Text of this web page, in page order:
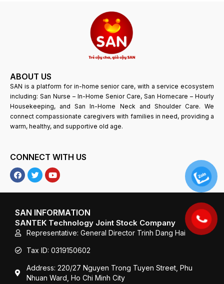
ABOUT US
SAN is a platform for in-home senior care, with a service ecosystem
including: San Nurse – In-Home Senior Care, San Homecare – Hourly
Housekeeping, and San In-Home Neck and Shoulder Care. We
connect compassionate caregivers with families in need, providing a
warm, healthy, and supportive old age.
CONNECT WITH US
F
a
c
e
o
o
k
T
w
i
t
e
r
Y
o
u
T
b
e
SAN INFORMATION
SANTEK Technology Joint Stock Company
Representative: General Director Trinh Dang Hai
Tax ID: 0319150602
Address: 220/27 Nguyen Trong Tuyen Street, Phu
Nhuan Ward, Ho Chi Minh City